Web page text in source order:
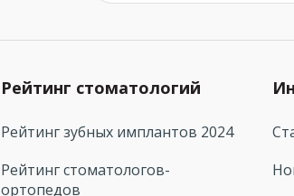
Рейтинг стоматологий
Рейтинг зубных имплантов 2024
Рейтинг стоматологов-
ортопедов